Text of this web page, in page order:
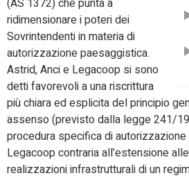
(AS 1372) che punta a
ridimensionare i poteri dei
Sovrintendenti in materia di
autorizzazione paesaggistica.
Astrid, Anci e Legacoop si sono
detti favorevoli a una riscrittura
più chiara ed esplicita del principio
assenso (previsto dalla legge 241/
procedura specifica di
Legacoop contraria all’estensione
realizzazioni infrastrutturali di un